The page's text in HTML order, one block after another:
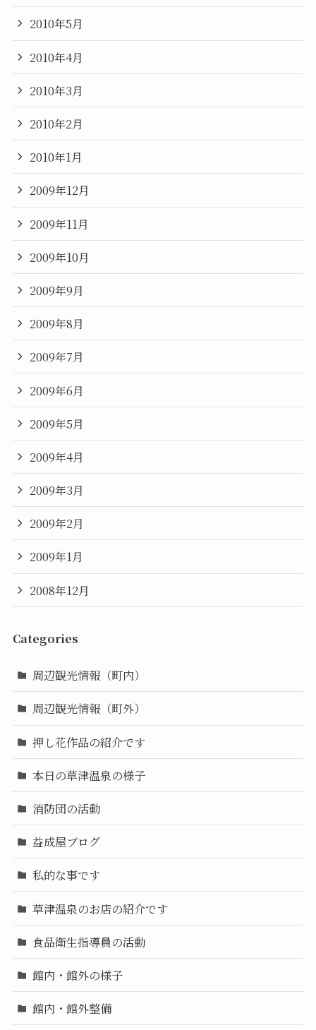
2010年5月
2010年4月
2010年3月
2010年2月
2010年1月
2009年12月
2009年11月
2009年10月
2009年9月
2009年8月
2009年7月
2009年6月
2009年5月
2009年4月
2009年3月
2009年2月
2009年1月
2008年12月
Categories
周辺観光情報（町内）
周辺観光情報（町外）
押し花作品の紹介です
本日の草津温泉の様子
消防団の活動
益成屋ブログ
私的な事です
草津温泉のお店の紹介です
食品衛生指導員の活動
館内・館外の様子
館内・館外整備